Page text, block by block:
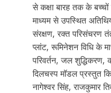
से कक्षा बारह तक के
माध्यम से उपस्थित
संरक्षण, रक्त परिसंचरण
प्लांट, रूमिनेशन विधि के
परिवर्तन, जल
दिलचस्प मॉडल प्रस्तुत
नागेश्वर सिंह, राजकुमार